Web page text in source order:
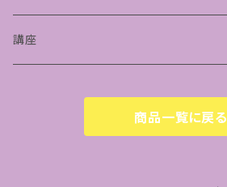
神聖幾何学フラーレン
講座
商品一覧に戻る